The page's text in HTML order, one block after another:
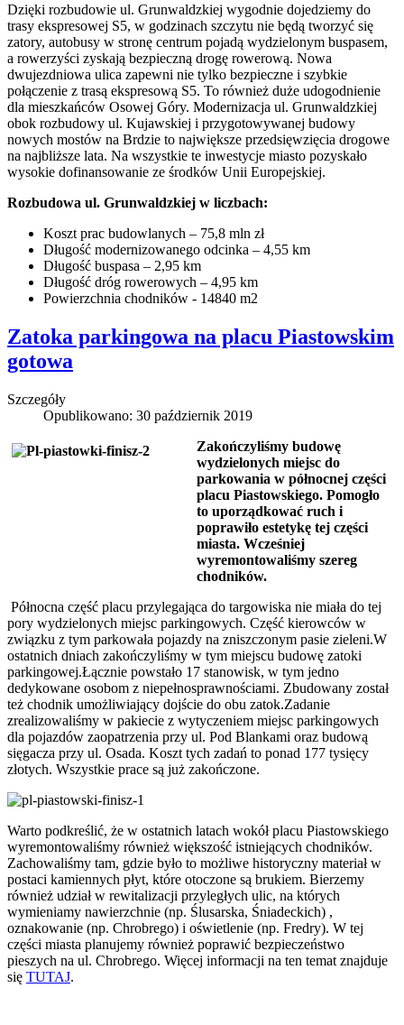
Dzięki rozbudowie ul. Grunwaldzkiej wygodnie dojedziemy do
trasy ekspresowej S5, w godzinach szczytu nie będą tworzyć się
zatory, autobusy w stronę centrum pojadą wydzielonym buspasem,
a rowerzyści zyskają bezpieczną drogę rowerową. Nowa
dwujezdniowa ulica zapewni nie tylko bezpieczne i szybkie
połączenie z trasą ekspresową S5. To również duże udogodnienie
dla mieszkańców Osowej Góry. Modernizacja ul. Grunwaldzkiej
obok rozbudowy ul. Kujawskiej i przygotowywanej budowy
nowych mostów na Brdzie to największe przedsięwzięcia drogowe
na najbliższe lata. Na wszystkie te inwestycje miasto pozyskało
wysokie dofinansowanie ze środków Unii Europejskiej.
Rozbudowa ul. Grunwaldzkiej w liczbach:
Koszt prac budowlanych – 75,8 mln zł
Długość modernizowanego odcinka – 4,55 km
Długość buspasa – 2,95 km
Długość dróg rowerowych – 4,95 km
Powierzchnia chodników - 14840 m2
Zatoka parkingowa na placu Piastowskim
gotowa
Szczegóły
Opublikowano: 30 październik 2019
Zakończyliśmy budowę
wydzielonych miejsc do
parkowania w północnej części
placu Piastowskiego. Pomogło
to uporządkować ruch i
poprawiło estetykę tej części
miasta. Wcześniej
wyremontowaliśmy szereg
chodników.
Północna część placu przylegająca do targowiska nie miała do tej
pory wydzielonych miejsc parkingowych. Część kierowców w
związku z tym parkowała pojazdy na zniszczonym pasie zieleni.W
ostatnich dniach zakończyliśmy w tym miejscu budowę zatoki
parkingowej.Łącznie powstało 17 stanowisk, w tym jedno
dedykowane osobom z niepełnosprawnościami. Zbudowany został
też chodnik umożliwiający dojście do obu zatok.Zadanie
zrealizowaliśmy w pakiecie z wytyczeniem miejsc parkingowych
dla pojazdów zaopatrzenia przy ul. Pod Blankami oraz budową
sięgacza przy ul. Osada. Koszt tych zadań to ponad 177 tysięcy
złotych. Wszystkie prace są już zakończone.
Warto podkreślić, że w ostatnich latach wokół placu Piastowskiego
wyremontowaliśmy również większość istniejących chodników.
Zachowaliśmy tam, gdzie było to możliwe historyczny materiał w
postaci kamiennych płyt, które otoczone są brukiem. Bierzemy
również udział w rewitalizacji przyległych ulic, na których
wymieniamy nawierzchnie (np. Ślusarska, Śniadeckich) ,
oznakowanie (np. Chrobrego) i oświetlenie (np. Fredry). W tej
części miasta planujemy również poprawić bezpieczeństwo
pieszych na ul. Chrobrego. Więcej informacji na ten temat znajduje
się TUTAJ.